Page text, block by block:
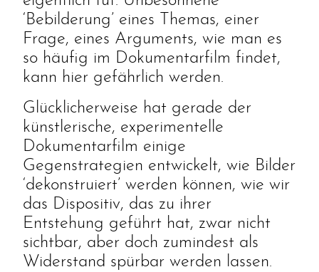
‘Bebilderung’ eines Themas, einer
Frage, eines Arguments, wie man es
so häufig im Dokumentarfilm findet,
kann hier gefährlich werden.
Glücklicherweise hat gerade der
künstlerische, experimentelle
Dokumentarfilm einige
Gegenstrategien entwickelt, wie Bilder
‘dekonstruiert’ werden können, wie wir
das Dispositiv, das zu ihrer
Entstehung geführt hat, zwar nicht
sichtbar, aber doch zumindest als
Widerstand spürbar werden lassen.